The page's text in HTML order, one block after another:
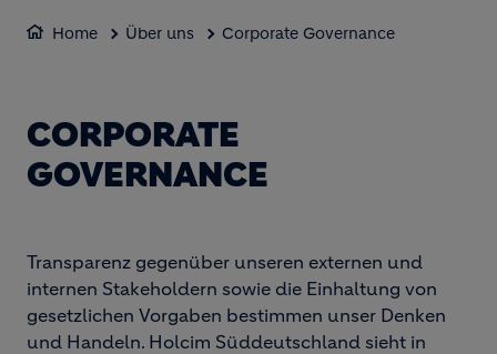
Home Über uns Corporate Governance
CORPORATE
GOVERNANCE
Transparenz gegenüber unseren externen und
internen Stakeholdern sowie die Einhaltung von
gesetzlichen Vorgaben bestimmen unser Denken
und Handeln. Holcim Süddeutschland sieht in